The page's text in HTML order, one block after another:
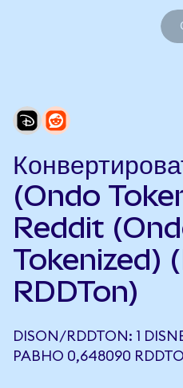
(Ondo
Reddit
Tokenized)
RDDTon)
DISON/RDDTON: 1
РАВНО 0,648090